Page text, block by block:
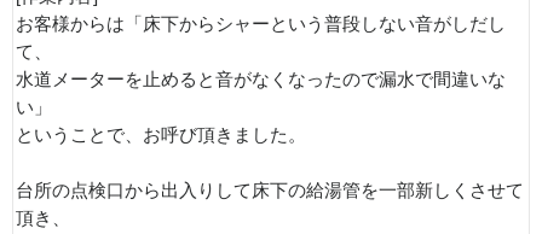
お客様からは「床下からシャーという普段しない音がしだし
て、
水道メーターを止めると音がなくなったので漏水で間違いな
い」
ということで、お呼び頂きました。
台所の点検口から出入りして床下の給湯管を一部新しくさせて
頂き、